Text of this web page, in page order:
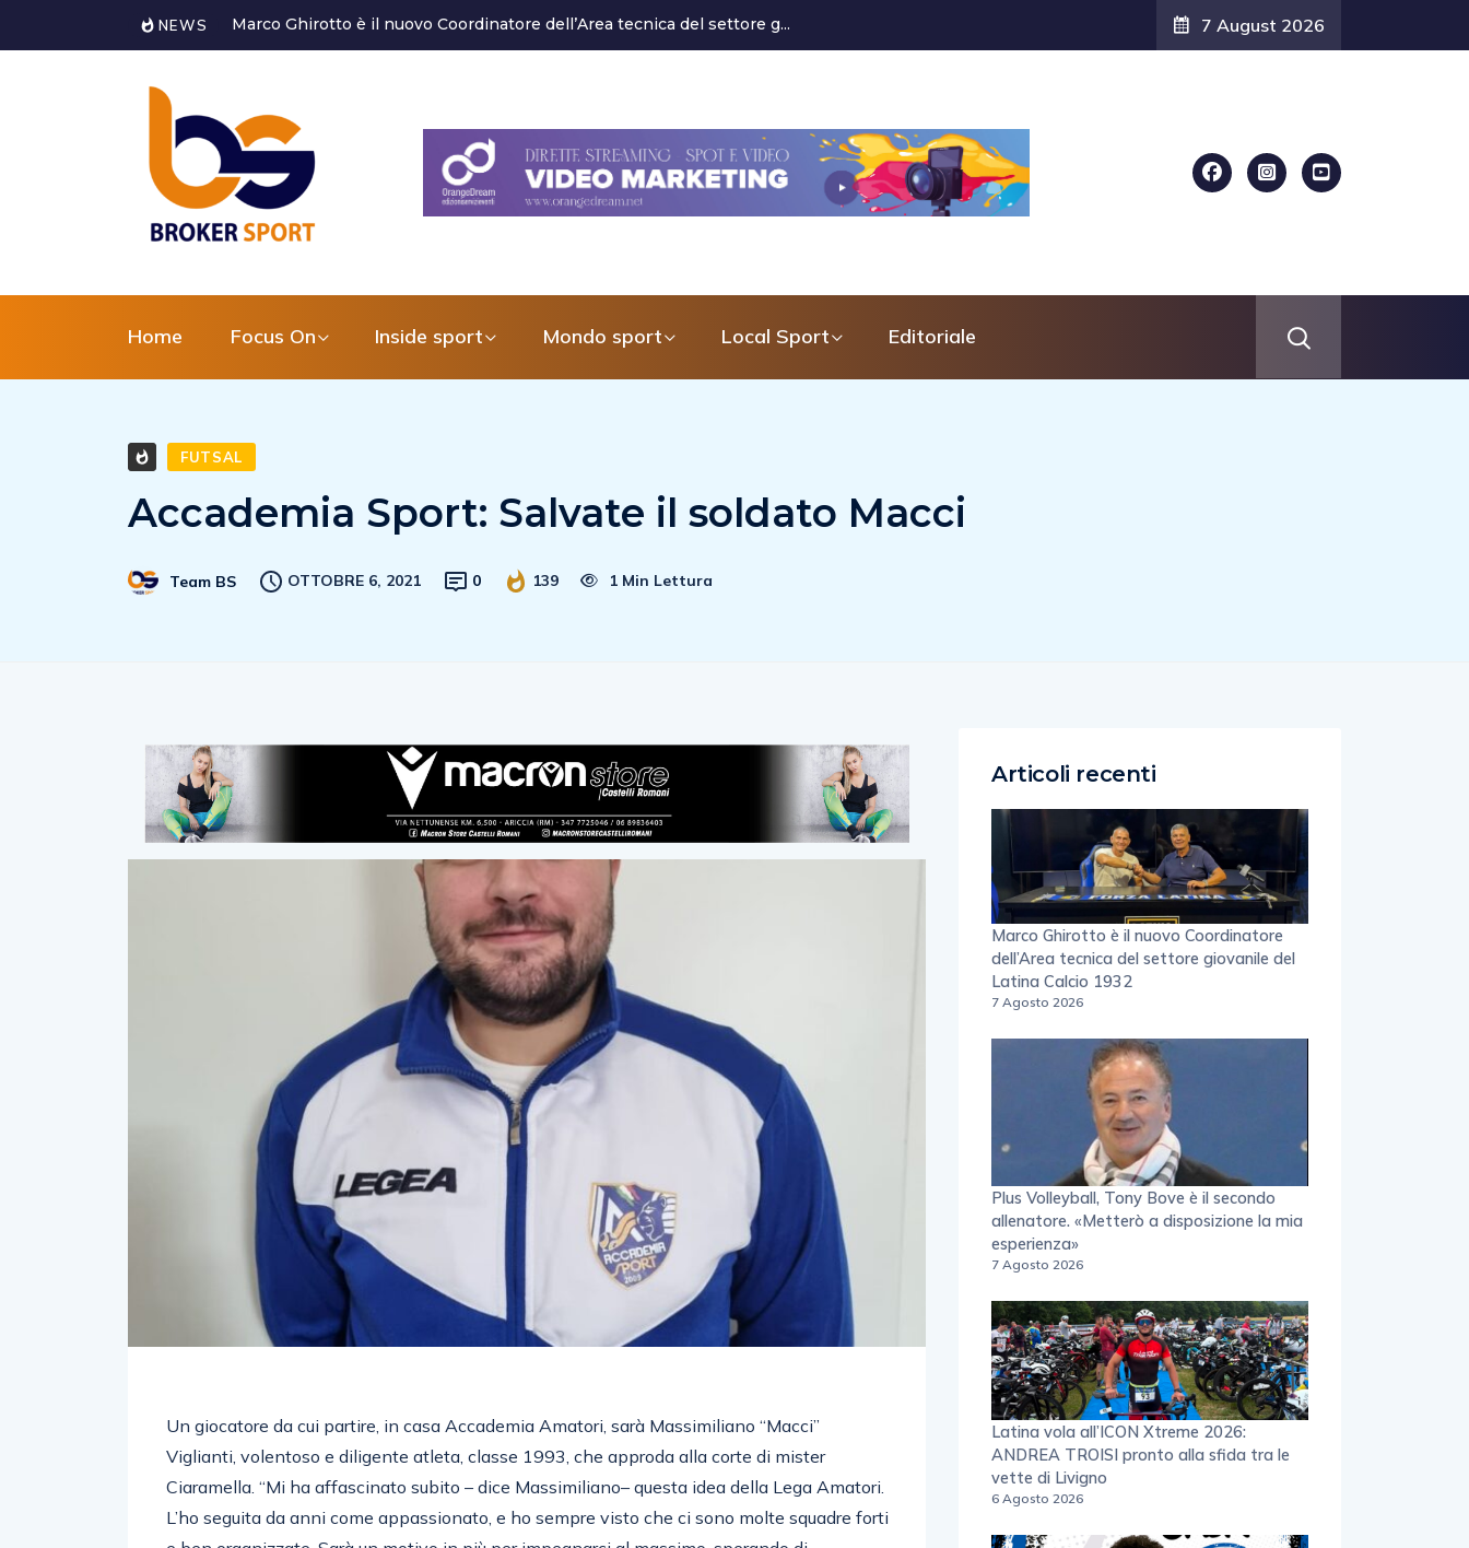
NEWS
tecnica del settore g...Plus Volleyball, Tony Bove è il secondo allenatore. «Metterò a disposi... 7 August 2026
Home Focus On Inside sport Mondo sport Local Sport Editoriale
FUTSAL
Accademia Sport: Salvate il soldato Macci
Team BS OTTOBRE 6, 2021 0 139 1 Min Lettura
Un giocatore da cui partire, in casa Accademia Amatori, sarà Massimiliano “Macci”
Viglianti, volentoso e diligente atleta, classe 1993, che approda alla corte di mister
Ciaramella. “Mi ha affascinato subito – dice Massimiliano– questa idea della Lega Amatori.
L’ho seguita da anni come appassionato, e ho sempre visto che ci sono molte squadre forti
Articoli recenti
Marco Ghirotto è il nuovo Coordinatore
dell’Area tecnica del settore giovanile del
Latina Calcio 1932
7 Agosto 2026
Plus Volleyball, Tony Bove è il secondo
allenatore. «Metterò a disposizione la mia
esperienza»
7 Agosto 2026
Latina vola all’ICON Xtreme 2026:
ANDREA TROISI pronto alla sfida tra le
vette di Livigno
6 Agosto 2026